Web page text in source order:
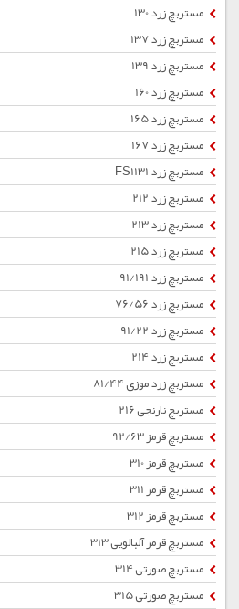
مستربچ زرد 130
مستربچ زرد 137
مستربچ زرد 139
مستربچ زرد 160
مستربچ زرد 165
مستربچ زرد 167
مستربچ زرد FS1131
مستربچ زرد 212
مستربچ زرد 213
مستربچ زرد 215
مستربچ زرد 91/191
مستربچ زرد 76/56
مستربچ زرد 91/22
مستربچ زرد 214
مستربچ زرد موزی 81/44
مستربچ نارنجی 216
مستربچ قرمز 92/63
مستربچ قرمز 310
مستربچ قرمز 311
مستربچ قرمز 312
مستربچ قرمز آلبالویی 313
مستربچ صورتی 314
مستربچ صورتی 315